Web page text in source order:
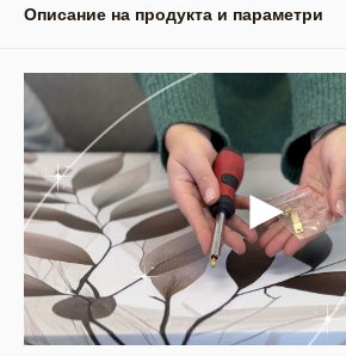
Описание на продукта и параметри